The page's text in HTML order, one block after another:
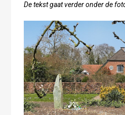
De tekst gaat verder onder de